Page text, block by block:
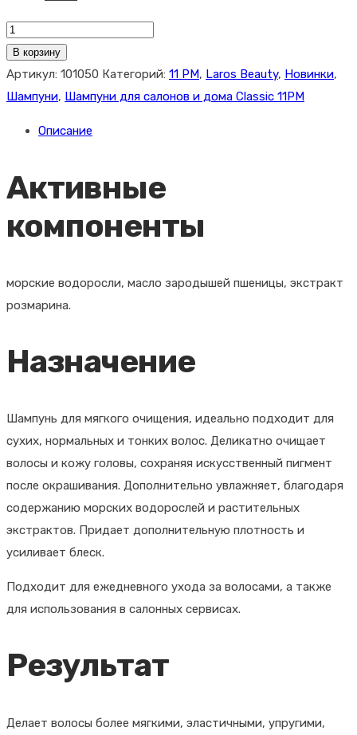
составляла
1140 ₽.
700 ₽.
Количество
товара
LAROS
BEAUTY
Shampoo
300
(Шампунь
В корзину
Артикул: 101050 Категорий: 11 PM, Laros Beauty, Новинки,
Шампуни, Шампуни для салонов и дома Classic 11PM
Описание
Активные
компоненты
морские водоросли, масло зародышей пшеницы, экстракт
розмарина.
Назначение
Шампунь для мягкого очищения, идеально подходит для
сухих, нормальных и тонких волос. Деликатно очищает
волосы и кожу головы, сохраняя искусственный пигмент
после окрашивания. Дополнительно увлажняет, благодаря
содержанию морских водорослей и растительных
экстрактов. Придает дополнительную плотность и
усиливает блеск.
Подходит для ежедневного ухода за волосами, а также
для использования в салонных сервисах.
Результат
Делает волосы более мягкими, эластичными, упругими,